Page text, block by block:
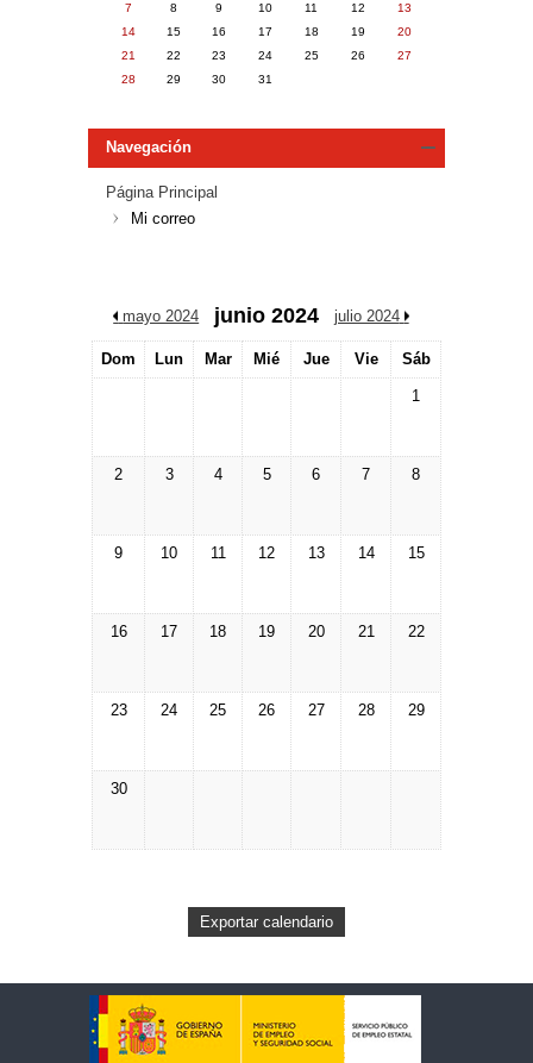
7
8 9 10 11 12
13
14
15 16 17 18 19
20
21
22 23 24 25 26
27
28
29 30 31
Navegación
Página Principal
Mi correo
/ mayo 2024 junio 2024 julio 2024 /
Dom Lun Mar Mié Jue Vie Sáb
1
2 3 4 5 6 7 8
9 10 11 12 13 14 15
16 17 18 19 20 21 22
23 24 25 26 27 28 29
30